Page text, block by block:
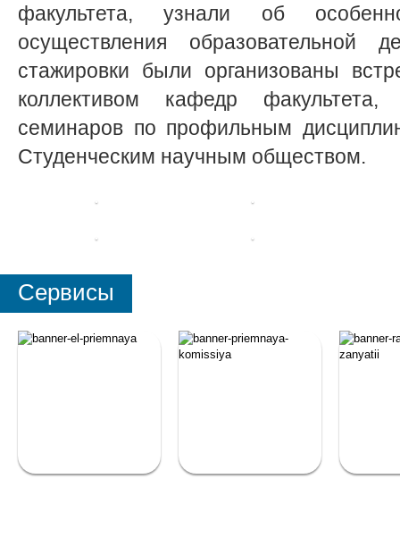
факультета, узнали об
осуществления образовательной
стажировки были организованы
коллективом кафедр
семинаров по профильным
Студенческим научным обществом.
Сервисы